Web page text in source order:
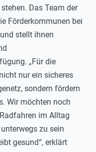
Das Team der
Förderkommunen bei
stellt ihnen
„Für die
nur ein sicheres
sondern fördern
Wir möchten noch
im Alltag
zu sein
gesund“, erklärt